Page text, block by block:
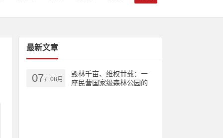
最新文章
07 / 08月
毁林千亩、维权廿载：一
座民营国家级森林公园的